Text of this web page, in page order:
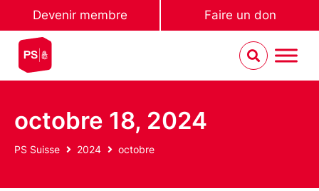
Devenir membre Faire un don
octobre 18, 2024
PS Suisse 2024 octobre